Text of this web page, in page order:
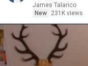
James Talarico
New
231K views